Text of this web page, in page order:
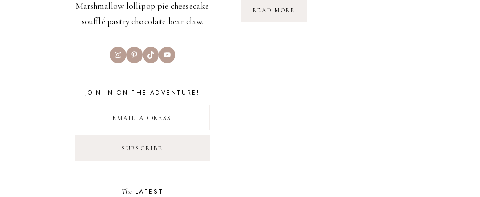
READ MORE
Marshmallow lollipop pie cheesecake
soufflé pastry chocolate bear claw.
InstagramPinterest
TikTokYouTube
JOIN IN ON THE ADVENTURE!
The LATEST